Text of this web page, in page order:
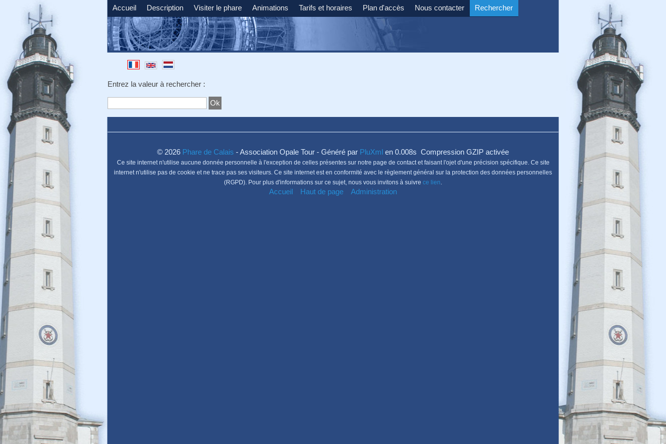
Accueil Description Visiter le phare Animations Tarifs et horaires Plan d'accès Nous contacter Rechercher
Entrez la valeur à rechercher :
© 2026 Phare de Calais - Association Opale Tour - Généré par PluXml en 0.008s Compression GZIP activée
Ce site internet n'utilise aucune donnée personnelle à l'exception de celles présentes sur notre page de contact et faisant l'ojet d'une précision spécifique. Ce site
internet n'utilise pas de cookie et ne trace pas ses visiteurs. Ce site internet est en conformité avec le règlement général sur la protection des données personnelles
(RGPD). Pour plus d'informations sur ce sujet, nous vous invitons à suivre ce lien
Accueil Haut de page Administration